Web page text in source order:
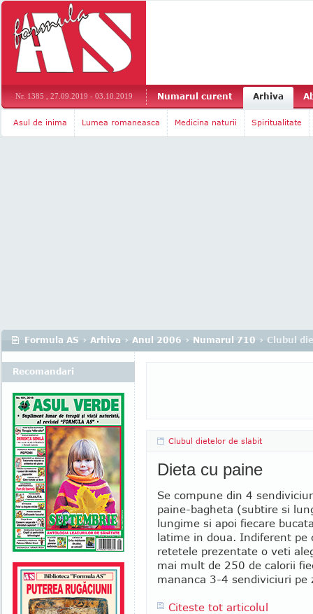
Nr. 1385 , 27.09.2019 - 03.10.2019 Numarul curent Arhiva
Asul de inima Lumea romaneasca Medicina naturii Spiritualitate
Formula AS › Arhiva › Anul 2006 › Numarul 710 › Clubul
Clubul dietelor de slabit
Dieta cu paine
Se compune din 4
paine-bagheta (subtire si
lungime si apoi fiecare
latime in doua. Indiferent pe
retetele prezentate o veti
mai mult de 250 de calorii
mananca 3-4 sendiviciuri pe
Citeste tot articolul
Recomandari